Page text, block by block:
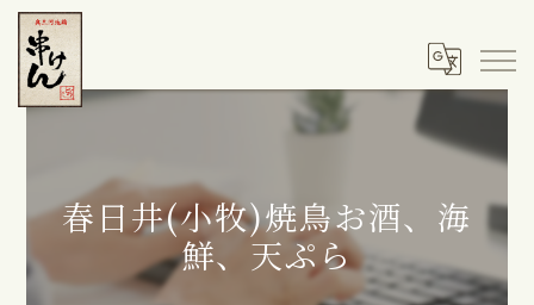
春日井(小牧)焼鳥お酒、海
鮮、天ぷら